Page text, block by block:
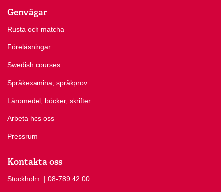
Genvägar
Rusta och matcha
Föreläsningar
Swedish courses
Språkexamina, språkprov
Läromedel, böcker, skrifter
Arbeta hos oss
Pressrum
Kontakta oss
Stockholm Ring Stockholm på
| 08-789 42 00